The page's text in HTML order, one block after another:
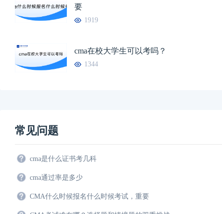
要
1919
cma在校大学生可以考吗？
1344
常见问题
cma是什么证书考几科
cma通过率是多少
CMA什么时候报名什么时候考试，重要